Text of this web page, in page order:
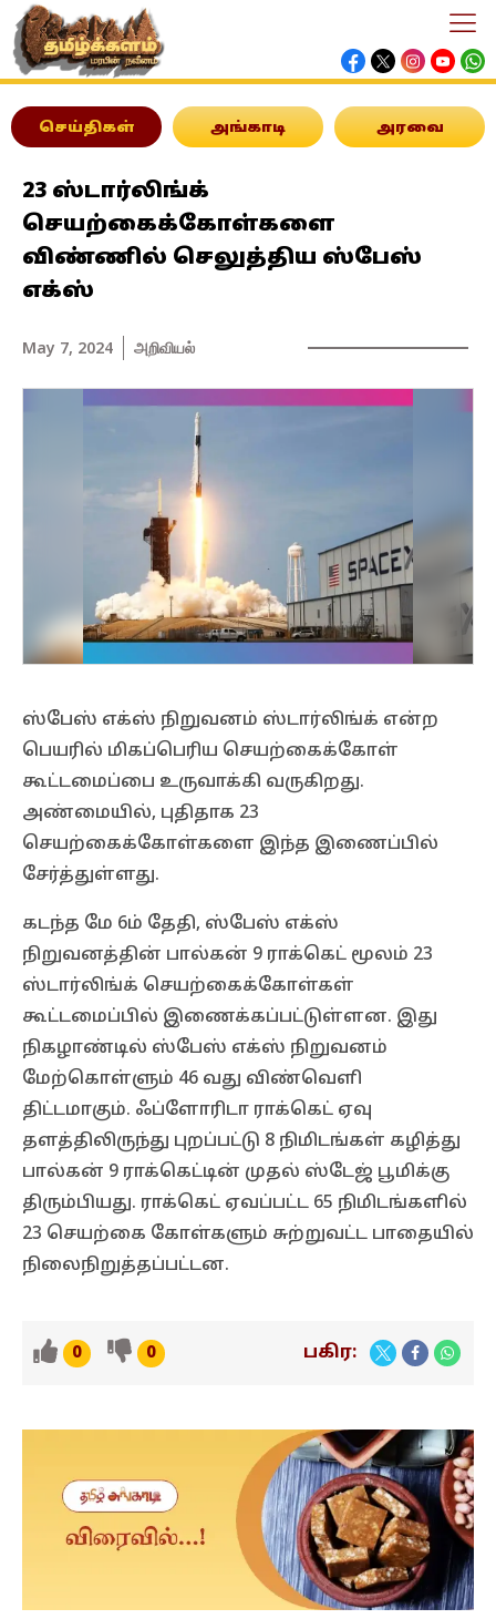
செய்திகள் அங்காடி அரவை
23 ஸ்டார்லிங்க்
செயற்கைக்கோள்களை
விண்ணில் செலுத்திய ஸ்பேஸ்
எக்ஸ்
May 7, 2024 அறிவியல்
ஸ்பேஸ் எக்ஸ் நிறுவனம் ஸ்டார்லிங்க் என்ற
பெயரில் மிகப்பெரிய செயற்கைக்கோள்
கூட்டமைப்பை உருவாக்கி வருகிறது.
அண்மையில், புதிதாக 23
செயற்கைக்கோள்களை இந்த இணைப்பில்
சேர்த்துள்ளது.
கடந்த மே 6ம் தேதி, ஸ்பேஸ் எக்ஸ்
நிறுவனத்தின் பால்கன் 9 ராக்கெட் மூலம் 23
ஸ்டார்லிங்க் செயற்கைக்கோள்கள்
கூட்டமைப்பில் இணைக்கப்பட்டுள்ளன. இது
நிகழாண்டில் ஸ்பேஸ் எக்ஸ் நிறுவனம்
மேற்கொள்ளும் 46 வது விண்வெளி
திட்டமாகும். ஃப்ளோரிடா ராக்கெட் ஏவு
தளத்திலிருந்து புறப்பட்டு 8 நிமிடங்கள் கழித்து
பால்கன் 9 ராக்கெட்டின் முதல் ஸ்டேஜ் பூமிக்கு
திரும்பியது. ராக்கெட் ஏவப்பட்ட 65 நிமிடங்களில்
23 செயற்கை கோள்களும் சுற்றுவட்ட பாதையில்
நிலைநிறுத்தப்பட்டன.
0 0 பகிர: